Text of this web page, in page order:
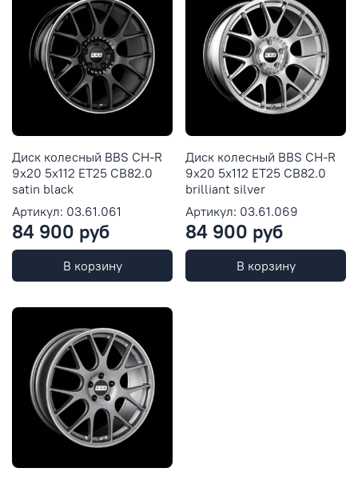
Диск колесный BBS CH-R
9x20 5x112 ET25 CB82.0
satin black
Артикул: 03.61.061
84 900 руб
В корзину
Диск колесный BBS CH-R
9x20 5x112 ET25 CB82.0
brilliant silver
Артикул: 03.61.069
84 900 руб
В корзину